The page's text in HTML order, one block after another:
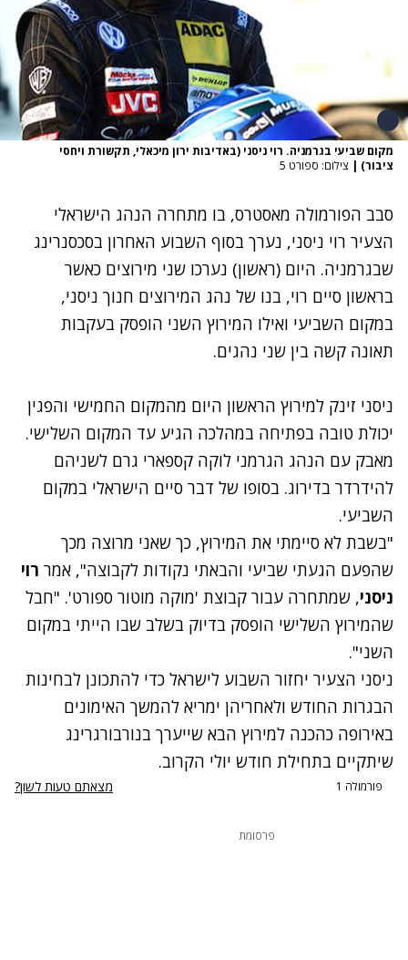
מקום שביעי בגרמניה. רוי ניסני (באדיבות ירון מיכאלי, תקשורת ויחסי
ציבור) | צילום: ספורט 5
סבב הפורמולה מאסטרס, בו מתחרה הנהג הישראלי
הצעיר רוי ניסני, נערך בסוף השבוע האחרון בסכסנרינג
שבגרמניה. היום (ראשון) נערכו שני מירוצים כאשר
בראשון סיים רוי, בנו של נהג המירוצים חנוך ניסני,
במקום השביעי ואילו המירוץ השני הופסק בעקבות
תאונה קשה בין שני נהגים.
ניסני זינק למירוץ הראשון היום מהמקום החמישי והפגין
יכולת טובה בפתיחה במהלכה הגיע עד המקום השלישי.
מאבק עם הנהג הגרמני לוקה קספארי גרם לשניהם
להידרדר בדירוג. בסופו של דבר סיים הישראלי במקום
השביעי.
"בשבת לא סיימתי את המירוץ, כך שאני מרוצה מכך
שהפעם הגעתי שביעי והבאתי נקודות לקבוצה", אמר רוי
ניסני, שמתחרה עבור קבוצת 'מוקה מוטור ספורט'. "חבל
שהמירוץ השלישי הופסק בדיוק בשלב שבו הייתי במקום
השני".
ניסני הצעיר יחזור השבוע לישראל כדי להתכונן לבחינות
הבגרות החודש ולאחריהן ימריא להמשך האימונים
באירופה כהכנה למירוץ הבא שייערך בנורבורגרינג
שיתקיים בתחילת חודש יולי הקרוב.
פורמולה 1 מצאתם טעות לשון?
פרסומת